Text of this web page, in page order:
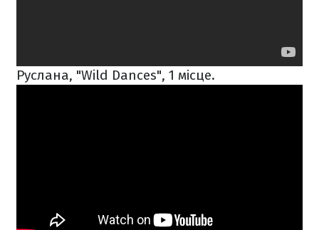
Руслана, "Wild Dances", 1 місце.